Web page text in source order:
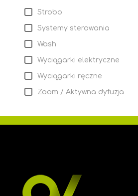
Strobo
Systemy sterowania
Wash
Wyciągarki elektryczne
Wyciągarki ręczne
Zoom / Aktywna dyfuzja